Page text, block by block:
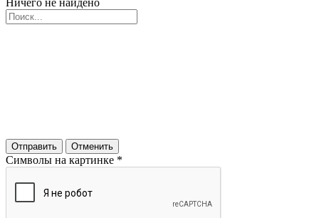
Отправить Отменить
Символы на картинке *